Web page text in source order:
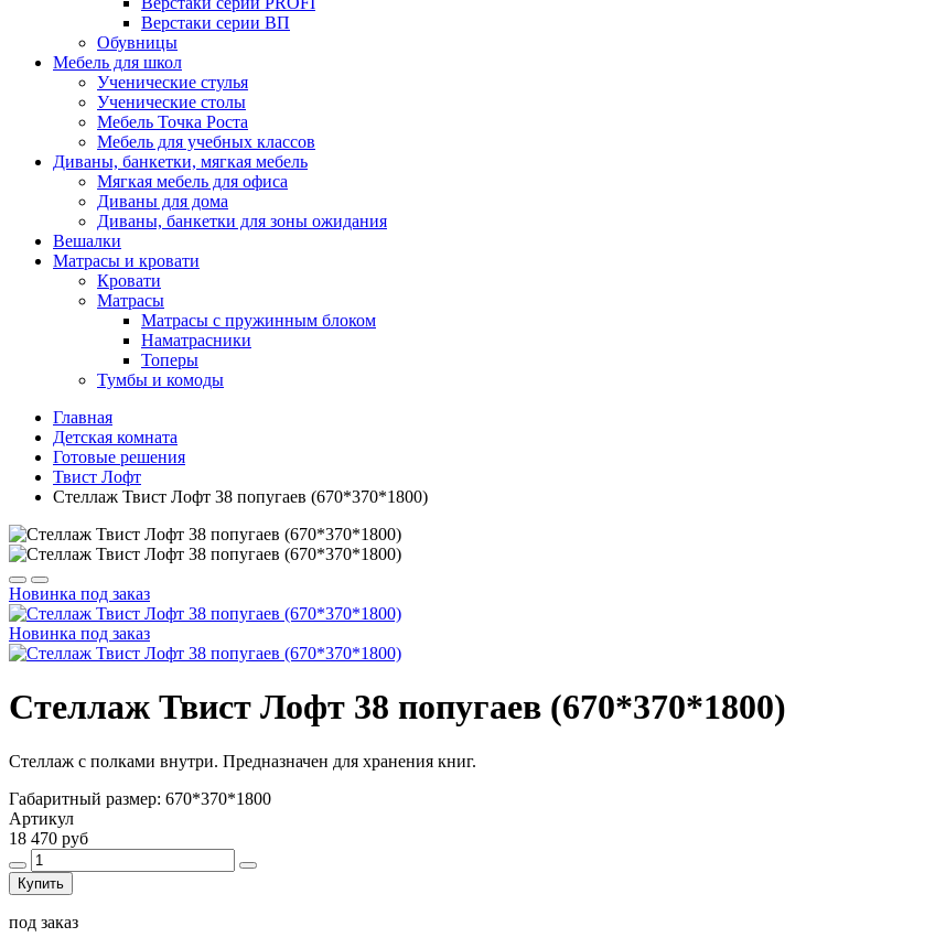
Верстаки серии ВП
Обувницы
Мебель для школ
Ученические стулья
Ученические столы
Мебель Точка Роста
Мебель для учебных классов
Диваны, банкетки, мягкая мебель
Мягкая мебель для офиса
Диваны для дома
Диваны, банкетки для зоны ожидания
Вешалки
Матрасы и кровати
Кровати
Матрасы
Матрасы с пружинным блоком
Наматрасники
Топеры
Тумбы и комоды
Главная
Детская комната
Готовые решения
Твист Лофт
Стеллаж Твист Лофт 38 попугаев (670*370*1800)
Новинка под заказ
Новинка под заказ
Стеллаж Твист Лофт 38 попугаев (670*370*1800)
Стеллаж с полками внутри. Предназначен для хранения книг.
Габаритный размер: 670*370*1800
Артикул
18 470 руб
Купить
под заказ